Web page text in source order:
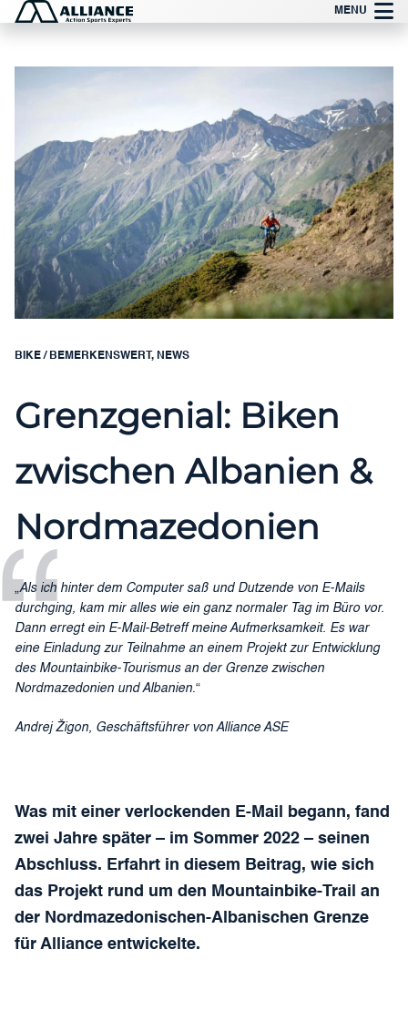
Zum
MENU
BIKE/ BEMERKENSWERT , NEWS
Grenzgenial: Biken
zwischen Albanien &
Nordmazedonien
„Als ich hinter dem Computer saß und Dutzende von E-Mails
durchging, kam mir alles wie ein ganz normaler Tag im Büro vor.
Dann erregt ein E-Mail-Betreff meine Aufmerksamkeit. Es war
eine Einladung zur Teilnahme an einem Projekt zur Entwicklung
des Mountainbike-Tourismus an der Grenze zwischen
Nordmazedonien und Albanien.“
Andrej Žigon, Geschäftsführer von Alliance ASE
Was mit einer verlockenden E-Mail begann, fand
zwei Jahre später – im Sommer 2022 – seinen
Abschluss. Erfahrt in diesem Beitrag, wie sich
das Projekt rund um den Mountainbike-Trail an
der Nordmazedonischen-Albanischen Grenze
für Alliance entwickelte.